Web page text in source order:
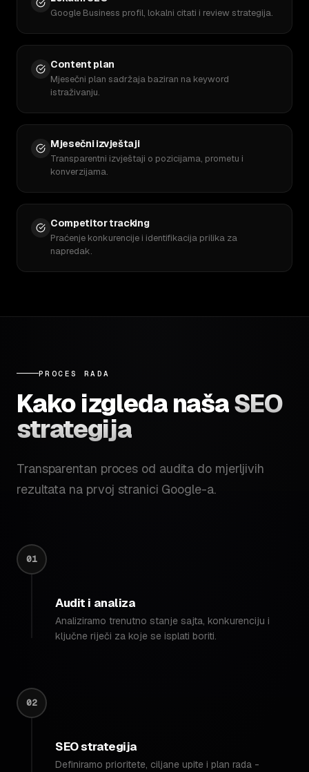
Google Business profil, lokalni citati i review strategija.
Content plan
Mjesečni plan sadržaja baziran na keyword
istraživanju.
Mjesečni izvještaji
Transparentni izvještaji o pozicijama, prometu i
konverzijama.
Competitor tracking
Praćenje konkurencije i identifikacija prilika za
napredak.
PROCES RADA
Kako izgleda našaSEO
strategija
Transparentan proces od audita do mjerljivih
rezultata na prvoj stranici Google-a.
01
Audit i analiza
Analiziramo trenutno stanje sajta, konkurenciju i
ključne riječi za koje se isplati boriti.
02
SEO strategija
Definiramo prioritete, ciljane upite i plan rada -